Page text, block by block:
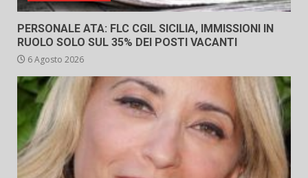
PERSONALE ATA: FLC CGIL SICILIA, IMMISSIONI IN
RUOLO SOLO SUL 35% DEI POSTI VACANTI
6 Agosto 2026